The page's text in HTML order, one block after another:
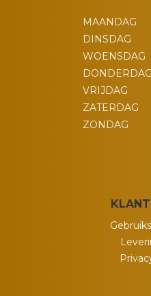
MAANDAG
DINSDAG
WOENSDAG
DONDERDAG
VRIJDAG
ZATERDAG
ZONDAG